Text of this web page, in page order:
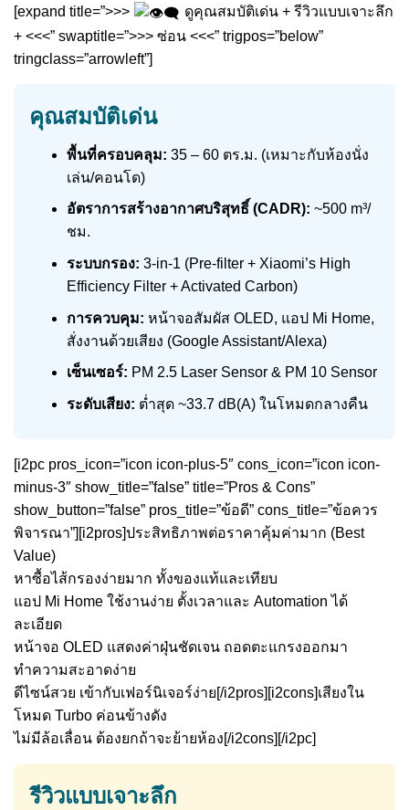
[expand title=”>>>
ดูคุณสมบัติเด่น + รีวิวแบบเจาะลึก
+ <<<” swaptitle=”>>> ซ่อน <<<” trigpos=”below”
tringclass=”arrowleft”]
คุณสมบัติเด่น
พื้นที่ครอบคลุม: 35 – 60 ตร.ม. (เหมาะกับห้องนั่ง
เล่น/คอนโด)
อัตราการสร้างอากาศบริสุทธิ์ (CADR): ~500 m³/
ชม.
ระบบกรอง: 3-in-1 (Pre-filter + Xiaomi’s High
Efficiency Filter + Activated Carbon)
การควบคุม: หน้าจอสัมผัส OLED, แอป Mi Home,
สั่งงานด้วยเสียง (Google Assistant/Alexa)
เซ็นเซอร์: PM 2.5 Laser Sensor & PM 10 Sensor
ระดับเสียง: ต่ำสุด ~33.7 dB(A) ในโหมดกลางคืน
[i2pc pros_icon=”icon icon-plus-5″ cons_icon=”icon icon-
minus-3″ show_title=”false” title=”Pros & Cons”
show_button=”false” pros_title=”ข้อดี” cons_title=”ข้อควร
พิจารณา”][i2pros]ประสิทธิภาพต่อราคาคุ้มค่ามาก (Best
Value)
หาซื้อไส้กรองง่ายมาก ทั้งของแท้และเทียบ
แอป Mi Home ใช้งานง่าย ตั้งเวลาและ Automation ได้
ละเอียด
หน้าจอ OLED แสดงค่าฝุ่นชัดเจน ถอดตะแกรงออกมา
ทำความสะอาดง่าย
ดีไซน์สวย เข้ากับเฟอร์นิเจอร์ง่าย[/i2pros][i2cons]เสียงใน
โหมด Turbo ค่อนข้างดัง
ไม่มีล้อเลื่อน ต้องยกถ้าจะย้ายห้อง[/i2cons][/i2pc]
รีวิวแบบเจาะลึก